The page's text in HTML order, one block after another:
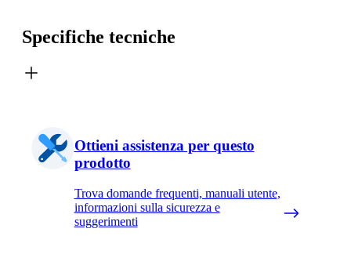
Specifiche tecniche
Ottieni assistenza per questo
prodotto
Trova domande frequenti, manuali utente,
informazioni sulla sicurezza e
suggerimenti